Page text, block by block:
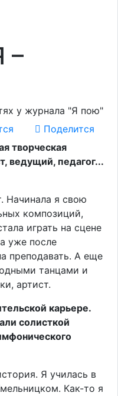
–
у журнала "Я пою"
Поделится
творческая
ведущий, педагог...
Начинала я свою
композиций,
играть на сцене
уже после
преподавать. А еще
танцами и
артист.
карьере.
солисткой
Я училась в
Как-то я